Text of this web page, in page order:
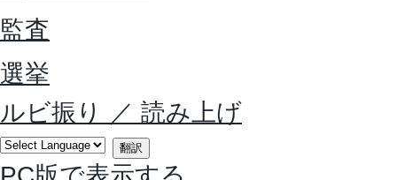
監査
選挙
ルビ振り
／ 読み上げ
翻訳